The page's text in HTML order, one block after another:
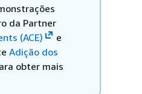
da Partner
(ACE)
e
Adição dos
obter mais